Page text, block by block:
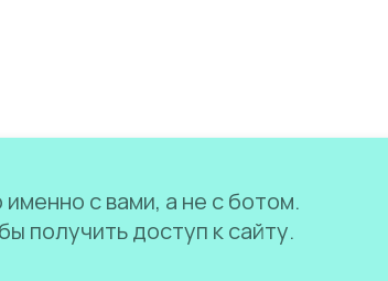
с вами, а не с ботом.
получить доступ к сайту.